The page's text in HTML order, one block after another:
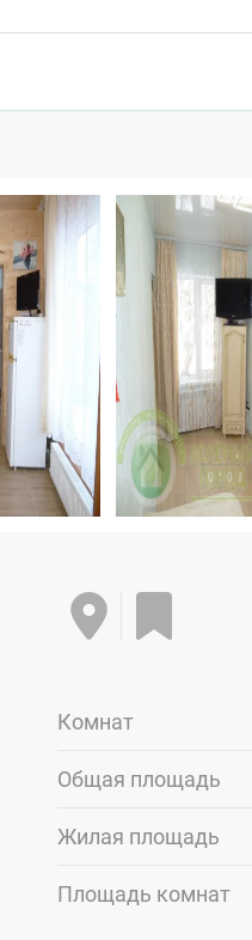
Комнат
Общая площадь
Жилая площадь
Площадь комнат